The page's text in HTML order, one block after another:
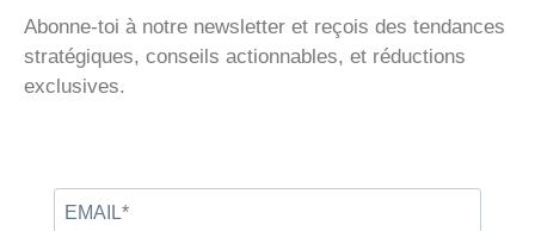
Abonne-toi à notre newsletter et reçois des tendances
stratégiques, conseils actionnables, et réductions
exclusives.